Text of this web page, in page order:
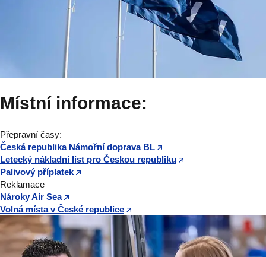
Místní informace:
Přepravní časy:
Česká republika Námořní doprava BL
Letecký nákladní list pro Českou republiku
Palivový příplatek
Reklamace
Nároky Air Sea
Volná místa v České republice